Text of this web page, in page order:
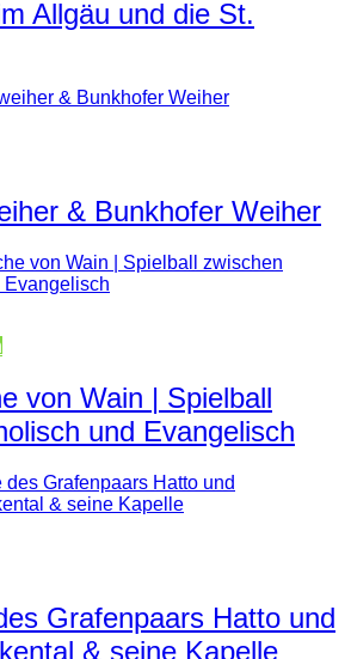
Allgäu und die St.
& Bunkhofer Weiher
von Wain | Spielball
und Evangelisch
Grafenpaars Hatto und
& seine Kapelle